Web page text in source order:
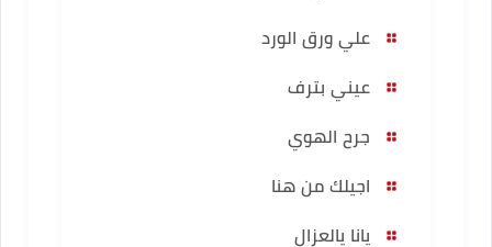
علي ورق الورد
عيني بترف
جرح الهوي
اجيلك من هنا
يانا يالعزال